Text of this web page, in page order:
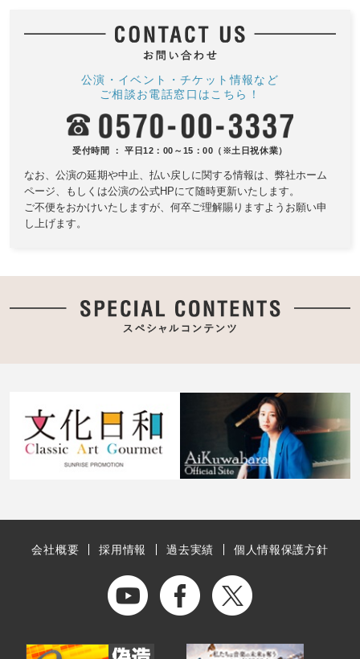
公演・イベント・チケット情報など
ご相談お電話窓口はこちら！
受付時間 ： 平日12：00～15：00（※土日祝休業）
なお、公演の延期や中止、払い戻しに関する情報は、 弊社ホーム
ページ、もしくは公演の公式HPにて随時更新いたします。
ご不便をおかけいたしますが、何卒ご理解賜りますようお願い申
し上げます。
会社概要 採用情報 過去実績 個人情報保護方針